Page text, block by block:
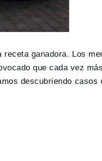
receta ganadora. Los
que cada vez
descubriendo casos